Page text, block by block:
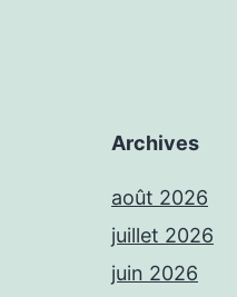
Archives
août 2026
juillet 2026
juin 2026